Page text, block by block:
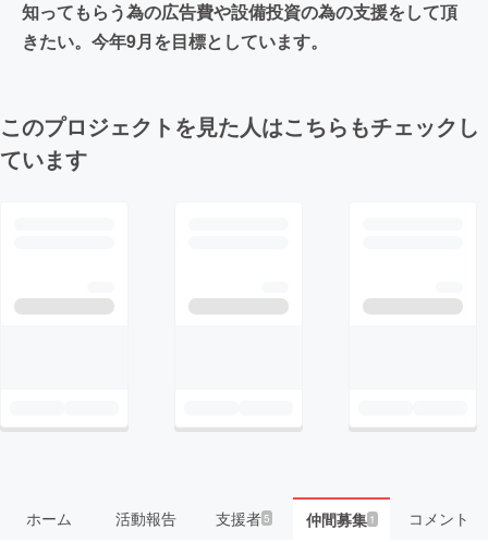
知ってもらう為の広告費や設備投資の為の支援をして頂
きたい。今年9月を目標としています。
このプロジェクトを見た人はこちらもチェックし
ています
ホーム 活動報告 支援者5 仲間募集 1 コメント